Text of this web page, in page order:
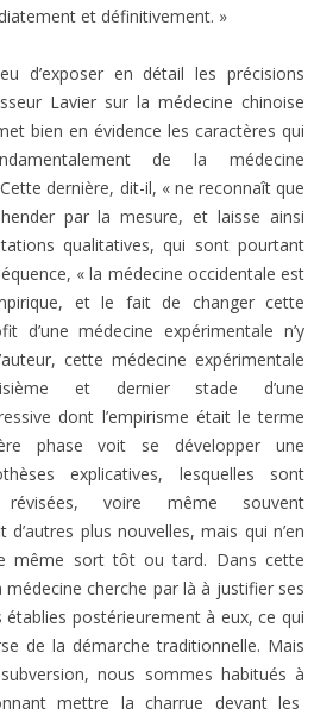
et définitivement. »
d’exposer en détail les pré­cisions
Lavier sur la méde­cine chinoise
bien en évi­dence les caractères qui
de la médecine
dernière, dit-il, « ne reconnaît que
par la mesure, et laisse ainsi
qualitatives, qui sont pourtant
« la médecine occidentale est
et le fait de changer cette
d’une médecine expérimentale n’y
cette médecine expérimentale
et dernier stade d’une
dont l’empirisme était le terme
phase voit se développer une
explicatives, lesquelles sont
révisées, voire même souvent
plus nouvelles, mais qui n’en
même sort tôt ou tard. Dans cette
cherche par là à justifier ses
postérieurement à eux, ce qui
de la démarche traditionnelle. Mais
nous sommes habitués à
mettre la charrue devant les